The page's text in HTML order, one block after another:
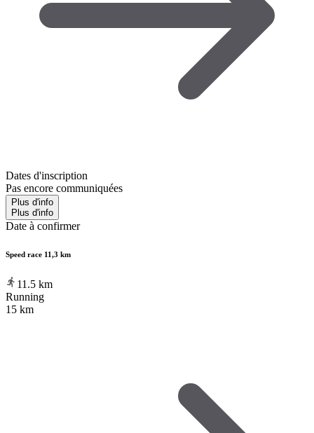
Dates d'inscription
Pas encore communiquées
Plus d'info
Plus d'info
Date à confirmer
Speed race 11,3 km
11.5 km
Running
15 km